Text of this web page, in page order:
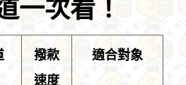
一次看！
撥款
速度
適合對象